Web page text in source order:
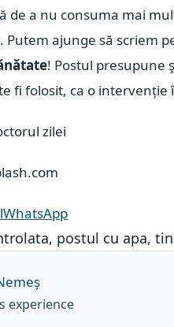
de a nu consuma mai
Putem ajunge să scriem
! Postul presupune
fi folosit, ca o
zilei
WhatsApp
, postul cu apa,
experience